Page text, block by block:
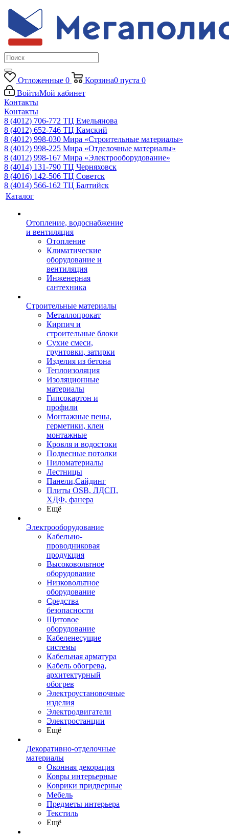
Отложенные 0 Корзина0 пуста 0
ВойтиМой кабинет
Контакты
Контакты
8 (4012) 706-772 ТЦ Емельянова
8 (4012) 652-746 ТЦ Камский
8 (4012) 998-030 Мира «Строительные материалы»
8 (4012) 998-225 Мира «Отделочные материалы»
8 (4012) 998-167 Мира «Электрооборудование»
8 (4014) 131-790 ТЦ Черняховск
8 (4016) 142-506 ТЦ Советск
8 (4014) 566-162 ТЦ Балтийск
Каталог
Отопление, водоснабжение
и вентиляция
Отопление
Климатические
оборудование и
вентиляция
Инженерная
сантехника
Строительные материалы
Металлопрокат
Кирпич и
строительные блоки
Сухие смеси,
грунтовки, затирки
Изделия из бетона
Теплоизоляция
Изоляционные
материалы
Гипсокартон и
профили
Монтажные пены,
герметики, клеи
монтажные
Кровля и водостоки
Подвесные потолки
Пиломатериалы
Лестницы
Панели,Сайдинг
Плиты OSB, ЛДСП,
ХДФ, фанера
Ещё
Электрооборудование
Кабельно-
проводниковая
продукция
Высоковольтное
оборудование
Низковольтное
оборудование
Средства
безопасности
Щитовое
оборудование
Кабеленесущие
системы
Кабельная арматура
Кабель обогрева,
архитектурный
обогрев
Электроустановочные
изделия
Электродвигатели
Электростанции
Ещё
Декоративно-отделочные
материалы
Оконная декорация
Ковры интерьерные
Коврики придверные
Мебель
Предметы интерьера
Текстиль
Ещё